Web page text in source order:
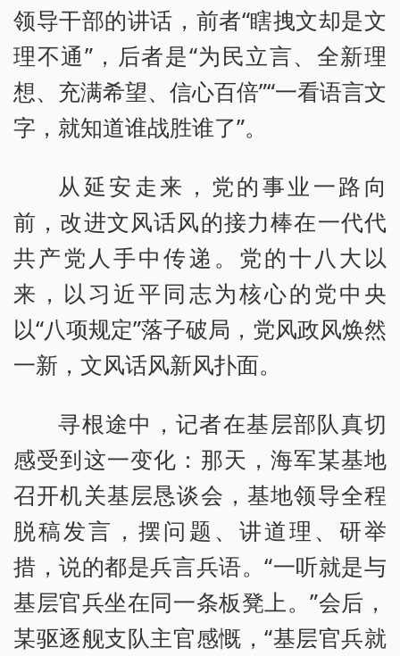
领导干部的讲话，前者“瞎拽文却是文
理不通”，后者是“为民立言、全新理
想、充满希望、信心百倍”“一看语言文
字，就知道谁战胜谁了”。
从延安走来，党的事业一路向
前，改进文风话风的接力棒在一代代
共产党人手中传递。党的十八大以
来，以习近平同志为核心的党中央
以“八项规定”落子破局，党风政风焕然
一新，文风话风新风扑面。
寻根途中，记者在基层部队真切
感受到这一变化：那天，海军某基地
召开机关基层恳谈会，基地领导全程
脱稿发言，摆问题、讲道理、研举
措，说的都是兵言兵语。“一听就是与
基层官兵坐在同一条板凳上。”会后，
某驱逐舰支队主官感慨，“基层官兵就